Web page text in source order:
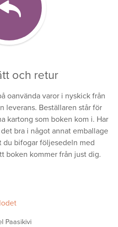
och retur
oanvända varor i nyskick från
leverans. Beställaren står för
kartong som boken kom i. Har
bra i något annat emballage
du bifogar följesedeln med
boken kommer från just dig.
Paasikivi